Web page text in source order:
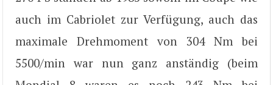
auch im Cabriolet zur Verfügung, auch das
maximale Drehmoment von 304 Nm bei
5500/min war nun ganz anständig (beim